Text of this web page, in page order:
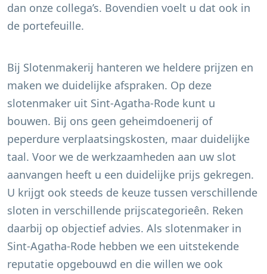
dan onze collega’s. Bovendien voelt u dat ook in
de portefeuille.
Bij Slotenmakerij hanteren we heldere prijzen en
maken we duidelijke afspraken. Op deze
slotenmaker uit Sint-Agatha-Rode kunt u
bouwen. Bij ons geen geheimdoenerij of
peperdure verplaatsingskosten, maar duidelijke
taal. Voor we de werkzaamheden aan uw slot
aanvangen heeft u een duidelijke prijs gekregen.
U krijgt ook steeds de keuze tussen verschillende
sloten in verschillende prijscategorieên. Reken
daarbij op objectief advies. Als slotenmaker in
Sint-Agatha-Rode hebben we een uitstekende
reputatie opgebouwd en die willen we ook